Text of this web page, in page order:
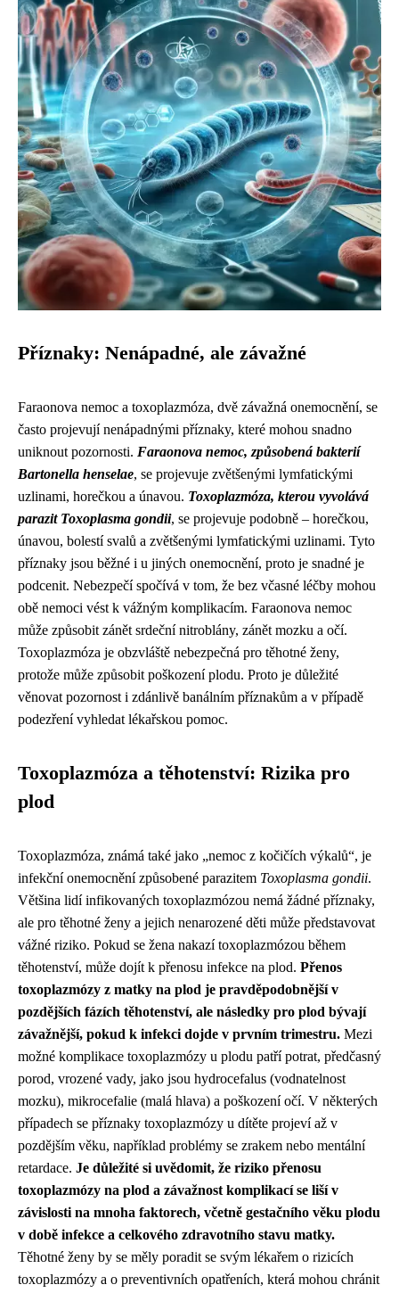
Příznaky: Nenápadné, ale závažné
Faraonova nemoc a toxoplazmóza, dvě závažná onemocnění, se
často projevují nenápadnými příznaky, které mohou snadno
uniknout pozornosti. Faraonova nemoc, způsobená bakterií
Bartonella henselae, se projevuje zvětšenými lymfatickými
uzlinami, horečkou a únavou. Toxoplazmóza, kterou vyvolává
parazit Toxoplasma gondii, se projevuje podobně – horečkou,
únavou, bolestí svalů a zvětšenými lymfatickými uzlinami. Tyto
příznaky jsou běžné i u jiných onemocnění, proto je snadné je
podcenit. Nebezpečí spočívá v tom, že bez včasné léčby mohou
obě nemoci vést k vážným komplikacím. Faraonova nemoc
může způsobit zánět srdeční nitroblány, zánět mozku a očí.
Toxoplazmóza je obzvláště nebezpečná pro těhotné ženy,
protože může způsobit poškození plodu. Proto je důležité
věnovat pozornost i zdánlivě banálním příznakům a v případě
podezření vyhledat lékařskou pomoc.
Toxoplazmóza a těhotenství: Rizika pro
plod
Toxoplazmóza, známá také jako „nemoc z kočičích výkalů“, je
infekční onemocnění způsobené parazitem Toxoplasma gondii.
Většina lidí infikovaných toxoplazmózou nemá žádné příznaky,
ale pro těhotné ženy a jejich nenarozené děti může představovat
vážné riziko. Pokud se žena nakazí toxoplazmózou během
těhotenství, může dojít k přenosu infekce na plod. Přenos
toxoplazmózy z matky na plod je pravděpodobnější v
pozdějších fázích těhotenství, ale následky pro plod bývají
závažnější, pokud k infekci dojde v prvním trimestru. Mezi
možné komplikace toxoplazmózy u plodu patří potrat, předčasný
porod, vrozené vady, jako jsou hydrocefalus (vodnatelnost
mozku), mikrocefalie (malá hlava) a poškození očí. V některých
případech se příznaky toxoplazmózy u dítěte projeví až v
pozdějším věku, například problémy se zrakem nebo mentální
retardace. Je důležité si uvědomit, že riziko přenosu
toxoplazmózy na plod a závažnost komplikací se liší v
závislosti na mnoha faktorech, včetně gestačního věku plodu
v době infekce a celkového zdravotního stavu matky.
Těhotné ženy by se měly poradit se svým lékařem o rizicích
toxoplazmózy a o preventivních opatřeních, která mohou chránit